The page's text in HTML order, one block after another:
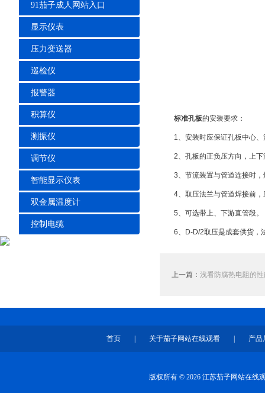
91茄子成人网站入口
显示仪表
压力变送器
巡检仪
报警器
积算仪
测振仪
调节仪
智能显示仪表
双金属温度计
控制电缆
标准孔板的安装要求：
1、安装时应保证孔板中心、
2、孔板的正负压方向，上下
3、节流装置与管道连接时，
4、取压法兰与管道焊接前，
5、可选带上、下游直管段。
6、D-D/2取压是成套供货，
上一篇： 浅看防腐热电阻的
首页 关于茄子网站在线观看 产品
版权所有 © 2026 江苏茄子网站在线